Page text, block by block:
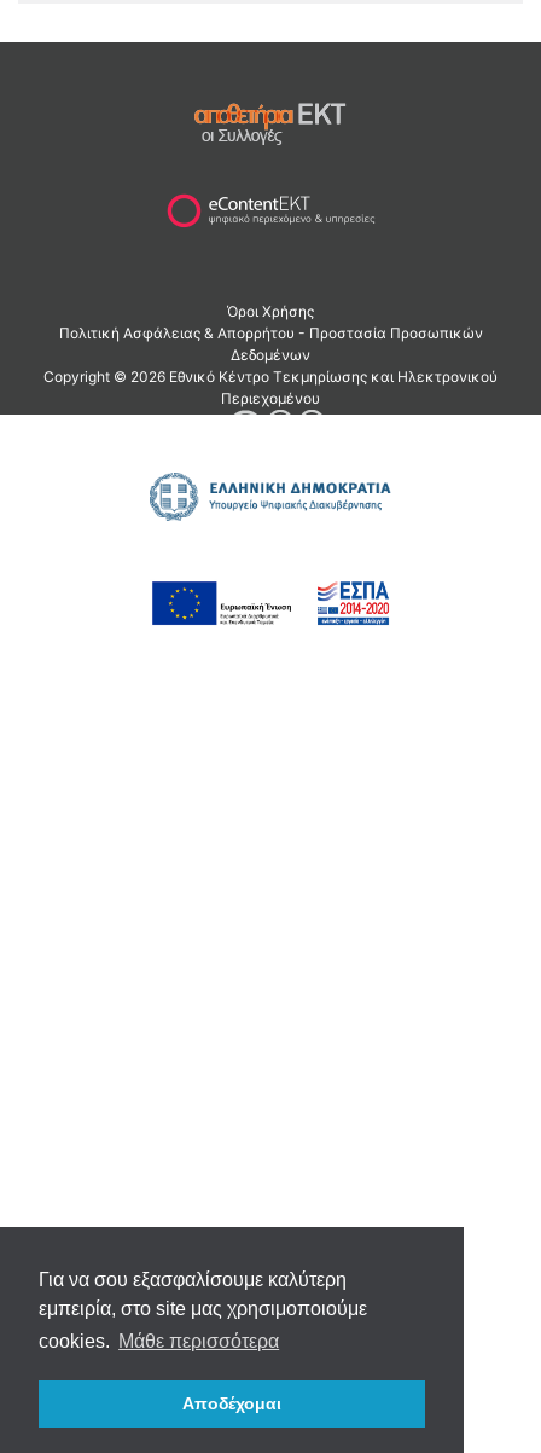
Για να σου εξασφαλίσουμε καλύτερη
εμπειρία, στο site μας χρησιμοποιούμε
cookies. Μάθε περισσότερα
Αποδέχομαι